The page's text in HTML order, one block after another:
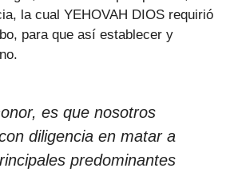
la cual YEHOVAH DIOS requirió
para que así establecer y
es que nosotros
diligencia en matar a
predominantes